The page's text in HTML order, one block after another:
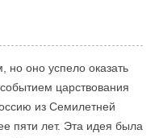
но оно успело оказать
царствования
из Семилетней
пяти лет. Эта идея была